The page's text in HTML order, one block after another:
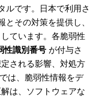
ルです。日本で利用さ
とその対策を提供し、
ています。各脆弱性
性識別番号 が付与さ
される影響、対処方
では、脆弱性情報をデ
は、ソフトウェアな